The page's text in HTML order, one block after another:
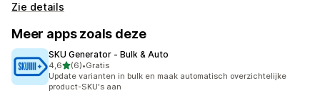
Zie details
Meer apps zoals deze
SKU Generator ‑ Bulk & Auto
4,6van 5 sterren
(6)
6 recensies in totaal
•Gratis
Update varianten in bulk en maak automatisch overzichtelijke
product-SKU's aan